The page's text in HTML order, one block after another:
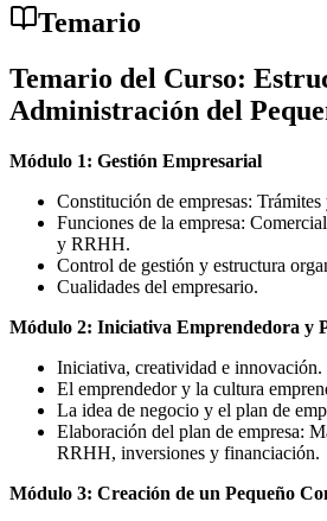
Temario
Temario del Curso:
Administración del
Módulo 1: Gestión Empresarial
Constitución de empresas: Trámites
Funciones de la empresa:
y RRHH.
Control de gestión y estructura
Cualidades del empresario.
Módulo 2: Iniciativa Emprendedora y
Iniciativa, creatividad e innovación.
El emprendedor y la cultura
La idea de negocio y el plan de
Elaboración del plan de empresa:
RRHH, inversiones y financiación.
Módulo 3: Creación de un Pequeño